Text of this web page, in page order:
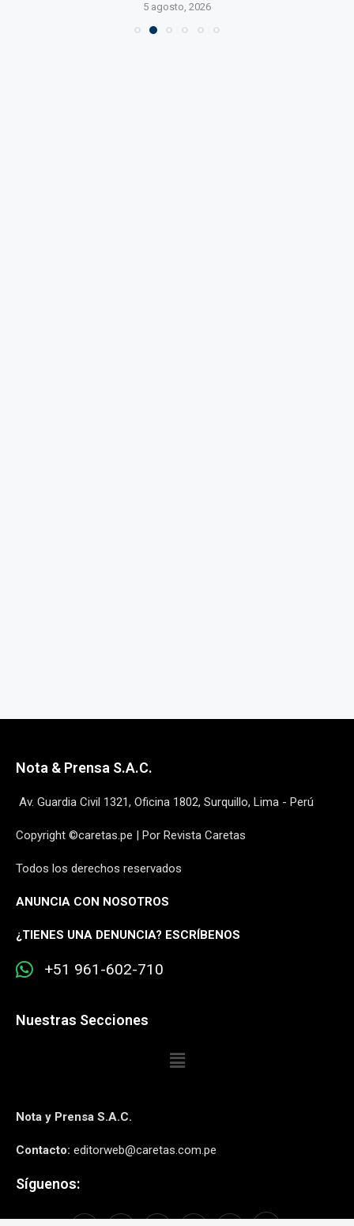
5 agosto, 2026
Nota & Prensa S.A.C.
Av. Guardia Civil 1321, Oficina 1802, Surquillo, Lima - Perú
Copyright ©caretas.pe | Por Revista Caretas
Todos los derechos reservados
ANUNCIA CON NOSOTROS
¿TIENES UNA DENUNCIA? ESCRÍBENOS
+51 961-602-710
Nuestras Secciones
Nota y Prensa S.A.C.
Contacto: editorweb@caretas.com.pe
Síguenos: